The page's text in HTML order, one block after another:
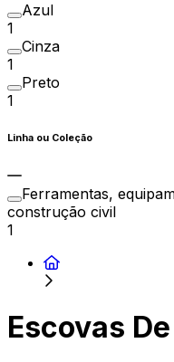
Azul
1
Cinza
1
Preto
1
Linha ou Coleção
Ferramentas,
construção civil
1
Escovas